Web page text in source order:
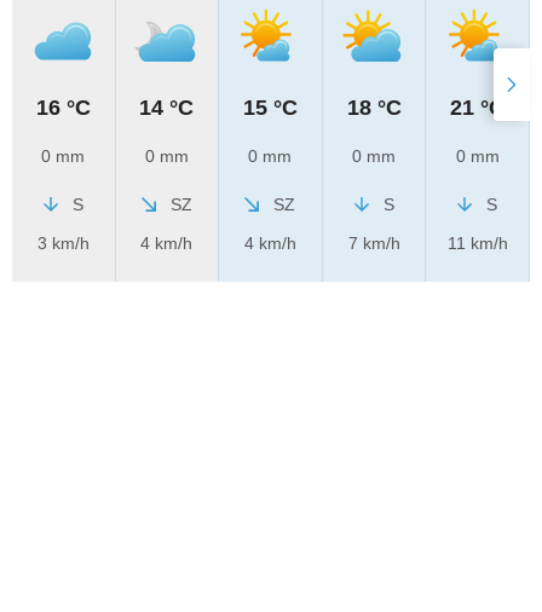
16 °C
0 mm
S
3 km/h
14 °C
0 mm
SZ
4 km/h
15 °C
0 mm
SZ
4 km/h
18 °C
0 mm
S
7 km/h
21 °C
0 mm
S
11 km/h